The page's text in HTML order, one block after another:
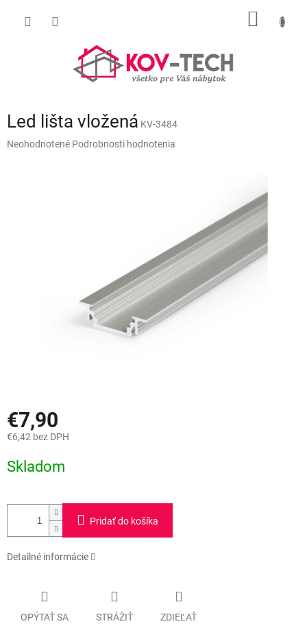
Led lišta vložená KV-3484
Priemerné
Neohodnotené Podrobnosti hodnotenia
€7,90
€6,42 bez DPH
cena:
Skladom
Pridať do košíka
Detailné informácie
OPÝTAŤ SA STRÁŽIŤ ZDIEĽAŤ